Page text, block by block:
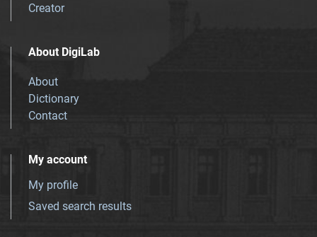
Creator
About DigiLab
About
Dictionary
Contact
My account
My profile
Saved search results